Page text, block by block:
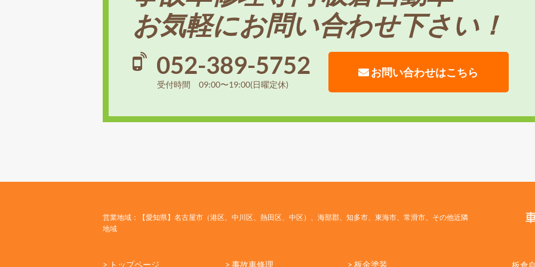
お気軽にお問い合わせ下さい！
052-389-5752
受付時間 09:00〜19:00(日曜定休)
お問い合わせはこちら
営業地域：【愛知県】名古屋市（港区、中川区、熱田区、中区）、海部郡、知多市、東海市、常滑市、その他近隣
地域
> トップページ > 事故車修理 > 板金塗装 板倉